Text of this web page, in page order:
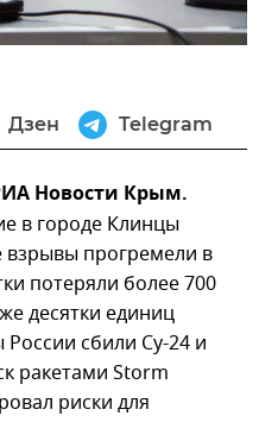
Дзен Telegram
Новости Крым.
в городе Клинцы
прогремели в
потеряли более 700
десятки единиц
сбили Су-24 и
ракетами Storm
риски для